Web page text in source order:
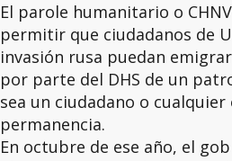
El parole humanitario o
permitir que ciudadanos de
invasión rusa puedan
por parte del DHS de un
sea un ciudadano o
permanencia.
En octubre de ese año, el